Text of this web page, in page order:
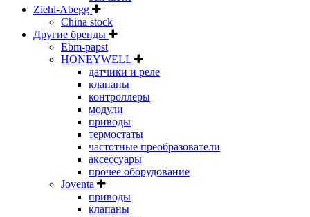
Ziehl-Abegg
China stock
Другие бренды
Ebm-papst
HONEYWELL
датчики и реле
клапаны
контроллеры
модули
приводы
термостаты
частотные преобразователи
аксессуары
прочее оборудование
Joventa
приводы
клапаны